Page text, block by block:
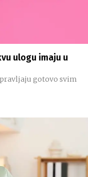
ulogu imaju u
gotovo svim